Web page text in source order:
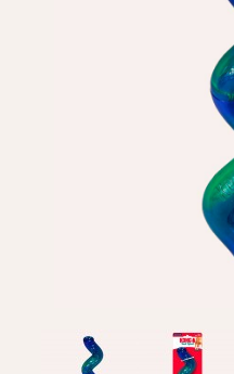
О
Оплата